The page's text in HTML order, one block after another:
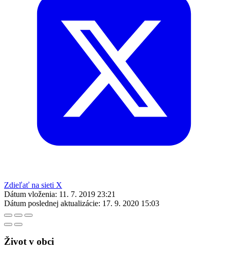
Zdieľať na sieti X
Dátum vloženia: 11. 7. 2019 23:21
Dátum poslednej aktualizácie: 17. 9. 2020 15:03
Život v obci